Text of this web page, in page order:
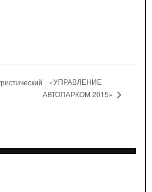
«УПРАВЛЕНИЕ
АВТОПАРКОМ 2015»